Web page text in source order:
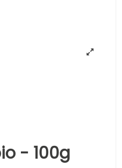
- 100g